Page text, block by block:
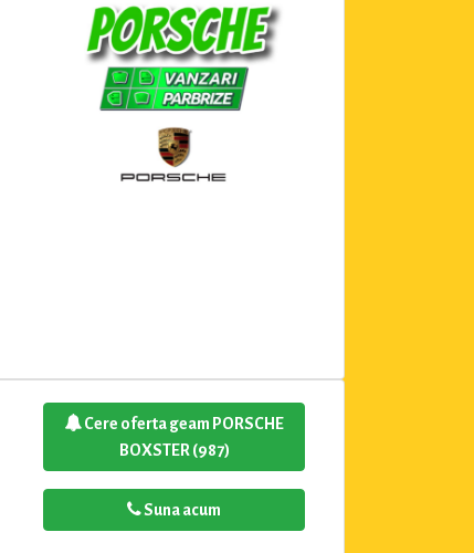
Cere oferta geam PORSCHE
BOXSTER (987)
Suna acum